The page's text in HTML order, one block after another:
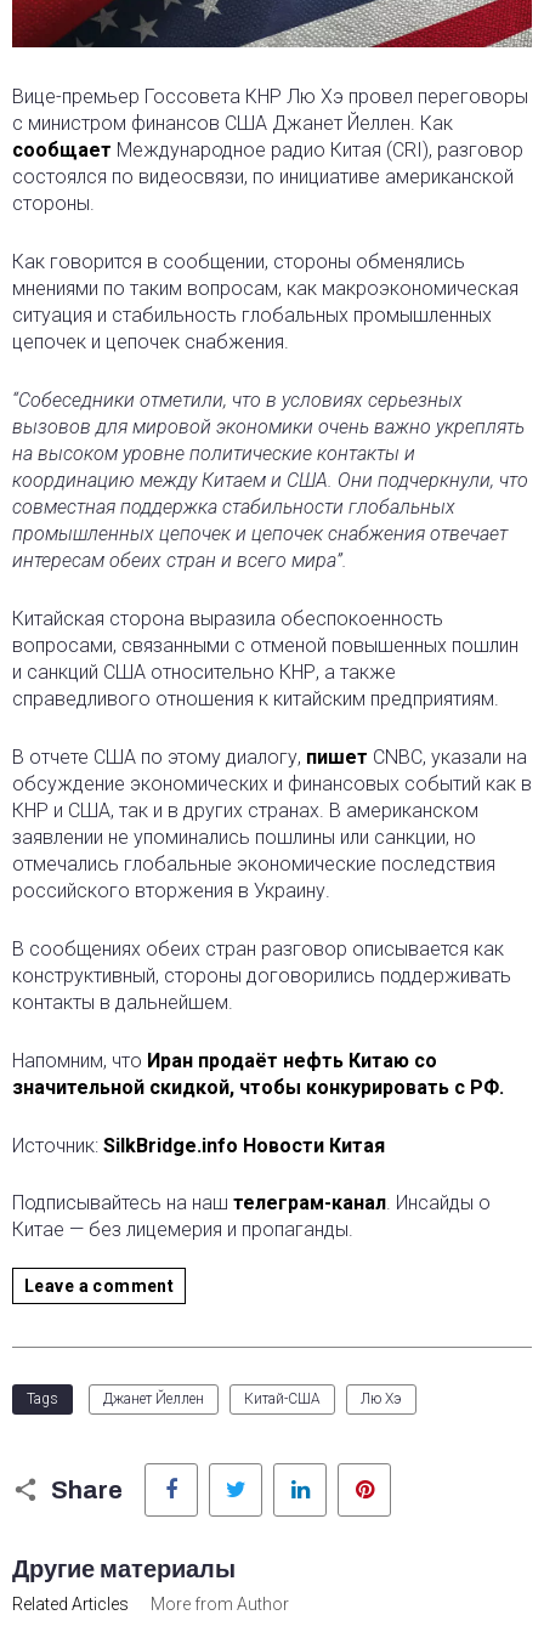
Вице-премьер Госсовета КНР Лю Хэ провел переговоры
с министром финансов США Джанет Йеллен. Как
сообщает Международное радио Китая (CRI), разговор
состоялся по видеосвязи, по инициативе американской
стороны.
Как говорится в сообщении, стороны обменялись
мнениями по таким вопросам, как макроэкономическая
ситуация и стабильность глобальных промышленных
цепочек и цепочек снабжения.
“Собеседники отметили, что в условиях серьезных
вызовов для мировой экономики очень важно укреплять
на высоком уровне политические контакты и
координацию между Китаем и США. Они подчеркнули, что
совместная поддержка стабильности глобальных
промышленных цепочек и цепочек снабжения отвечает
интересам обеих стран и всего мира”.
Китайская сторона выразила обеспокоенность
вопросами, связанными с отменой повышенных пошлин
и санкций США относительно КНР, а также
справедливого отношения к китайским предприятиям.
В отчете США по этому диалогу, пишет CNBC, указали на
обсуждение экономических и финансовых событий как в
КНР и США, так и в других странах. В американском
заявлении не упоминались пошлины или санкции, но
отмечались глобальные экономические последствия
российского вторжения в Украину.
В сообщениях обеих стран разговор описывается как
конструктивный, стороны договорились поддерживать
контакты в дальнейшем.
Напомним, что Иран продаёт нефть Китаю со
значительной скидкой, чтобы конкурировать с РФ.
Источник: SilkBridge.info Новости Китая
Подписывайтесь на наш телеграм-канал. Инсайды о
Китае — без лицемерия и пропаганды.
Leave a comment
Tags Джанет Йеллен Китай-США Лю Хэ
Share
Facebook Twitter LinkedIn
Другие материалы
Related Articles More from Author